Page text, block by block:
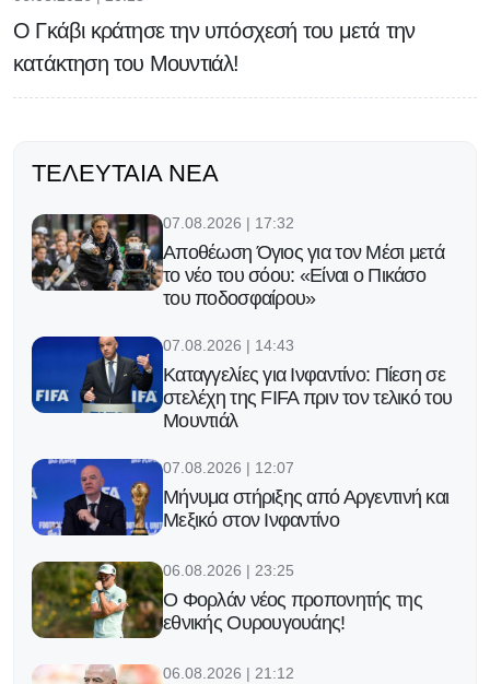
Ο Γκάβι κράτησε την υπόσχεσή του μετά την
κατάκτηση του Μουντιάλ!
ΤΕΛΕΥΤΑΊΑ ΝΈΑ
07.08.2026 | 17:32
Αποθέωση Όγιος για τον Μέσι μετά
το νέο του σόου: «Είναι ο Πικάσο
του ποδοσφαίρου»
07.08.2026 | 14:43
Καταγγελίες για Ινφαντίνο: Πίεση σε
στελέχη της FIFA πριν τον τελικό του
Μουντιάλ
07.08.2026 | 12:07
Μήνυμα στήριξης από Αργεντινή και
Μεξικό στον Ινφαντίνο
06.08.2026 | 23:25
Ο Φορλάν νέος προπονητής της
εθνικής Ουρουγουάης!
06.08.2026 | 21:12